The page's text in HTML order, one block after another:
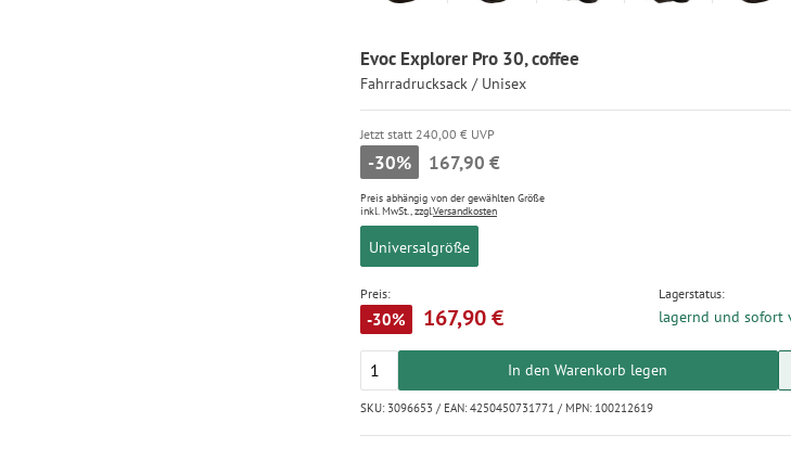
Evoc Explorer Pro 30, coffee
Fahrradrucksack / Unisex
Jetzt statt 240,00 € UVP
-30% 167,90 €
Preis abhängig von der gewählten Größe
inkl. MwSt., zzgl.Versandkosten
Universalgröße
Preis:
-30% 167,90 €
Lagerstatus:
lagernd und sofort
In den Warenkorb legen
SKU: 3096653 / EAN: 4250450731771 / MPN: 100212619